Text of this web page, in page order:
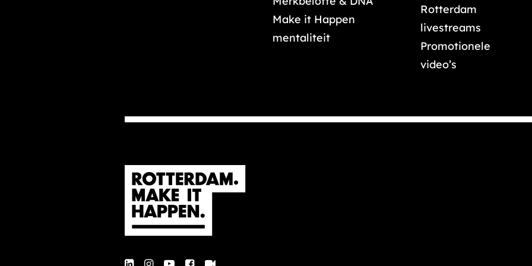
Make it Happen
mentaliteit
Rotterdam
livestreams
Promotionele
video’s